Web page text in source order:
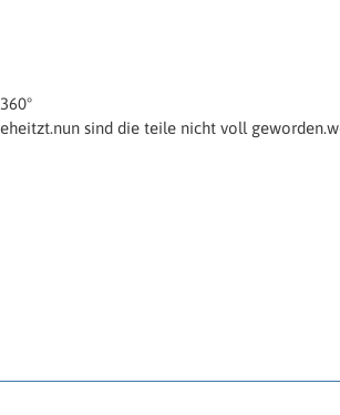
sind die teile nicht voll